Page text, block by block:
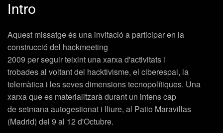
Intro
Aquest missatge és una invitació a participar en la
construcció del hackmeeting
2009 per seguir teixint una xarxa d'activitats i
trobades al voltant del hacktivisme, el ciberespai, la
telemàtica i les seves dimensions tecnopolítiques. Una
xarxa que es materialitzarà durant un intens cap
de setmana autogestionat i lliure, al Patio Maravillas
(Madrid) del 9 al 12 d'Octubre.